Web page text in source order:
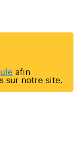
afin
sur notre site.